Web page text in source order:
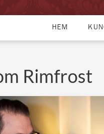
HEM
Rimfrost